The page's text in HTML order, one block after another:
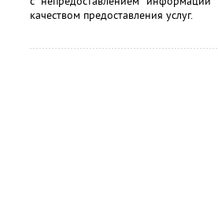
качеством предоставления услуг.